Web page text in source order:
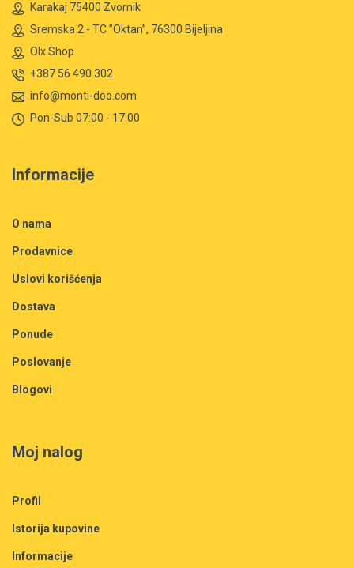
Karakaj 75400 Zvornik
Sremska 2 - TC ”Oktan”, 76300 Bijeljina
Olx Shop
+387 56 490 302
info@monti-doo.com
Pon-Sub 07:00 - 17:00
Informacije
O nama
Prodavnice
Uslovi korišćenja
Dostava
Ponude
Poslovanje
Blogovi
Moj nalog
Profil
Istorija kupovine
Informacije